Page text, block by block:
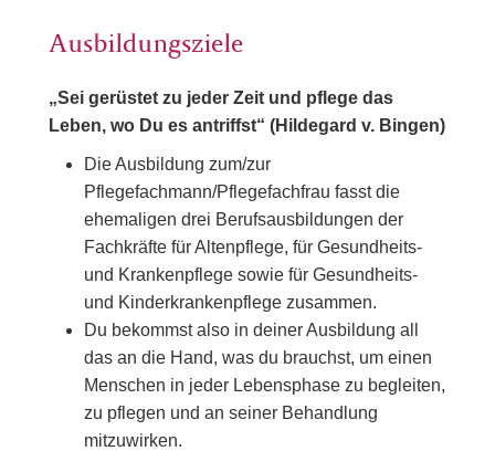
Ausbildungsziele
„Sei gerüstet zu jeder Zeit und pflege das
Leben, wo Du es antriffst“ (Hildegard v. Bingen)
Die Ausbildung zum/zur
Pflegefachmann/Pflegefachfrau fasst die
ehemaligen drei Berufsausbildungen der
Fachkräfte für Altenpflege, für Gesundheits-
und Krankenpflege sowie für Gesundheits-
und Kinderkrankenpflege zusammen.
Du bekommst also in deiner Ausbildung all
das an die Hand, was du brauchst, um einen
Menschen in jeder Lebensphase zu begleiten,
zu pflegen und an seiner Behandlung
mitzuwirken.